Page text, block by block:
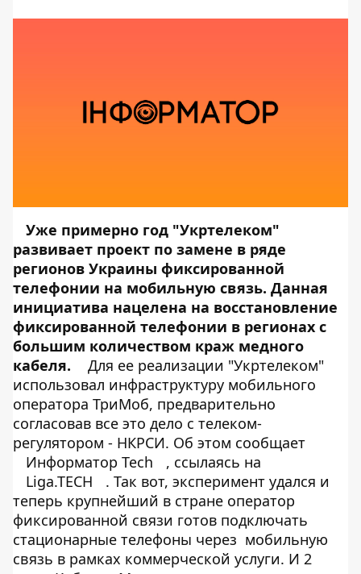
Уже примерно год "Укртелеком"
развивает проект по замене в ряде
регионов Украины фиксированной
телефонии на мобильную связь. Данная
инициатива нацелена на восстановление
фиксированной телефонии в регионах с
большим количеством краж медного
кабеля.
Для ее реализации "Укртелеком"
использовал инфраструктуру мобильного
оператора ТриМоб, предварительно
согласовав все это дело с телеком-
регулятором - НКРСИ. Об этом сообщает
Информатор Tech
, ссылаясь на
Liga.TECH
. Так вот, эксперимент удался и
теперь крупнейший в стране оператор
фиксированной связи готов подключать
стационарные телефоны через мобильную
связь в рамках коммерческой услуги. И 2